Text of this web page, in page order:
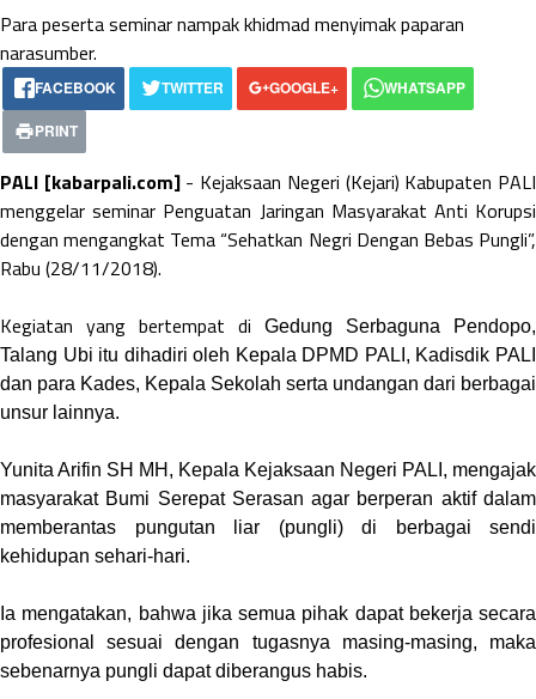
Para peserta seminar nampak khidmad menyimak paparan
narasumber.
FACEBOOK TWITTER GOOGLE+
WHATSAPP
PRINT
PALI [kabarpali.com]- Kejaksaan Negeri (Kejari) Kabupaten PALI
menggelar seminar Penguatan Jaringan Masyarakat Anti Korupsi
dengan mengangkat Tema “Sehatkan Negri Dengan Bebas Pungli”,
Rabu (28/11/2018).
Kegiatan yang bertempat di
Gedung Serbaguna Pendopo,
Talang Ubi itu dihadiri oleh Kepala DPMD PALI, Kadisdik PALI
dan para Kades, Kepala Sekolah serta undangan dari berbagai
unsur lainnya.
Yunita Arifin SH MH, Kepala Kejaksaan Negeri PALI, mengajak
masyarakat Bumi Serepat Serasan agar berperan aktif dalam
memberantas pungutan liar (pungli) di berbagai sendi
kehidupan sehari-hari.
Ia mengatakan, bahwa jika semua pihak dapat bekerja secara
profesional sesuai dengan tugasnya masing-masing, maka
sebenarnya pungli dapat diberangus habis.